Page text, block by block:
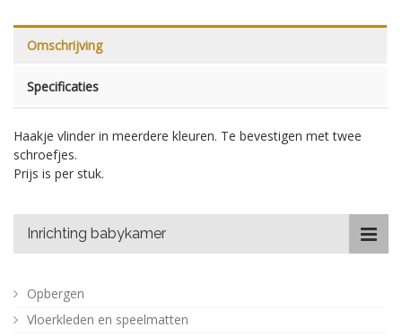
Omschrijving
Specificaties
Haakje vlinder in meerdere kleuren. Te bevestigen met twee
schroefjes.
Prijs is per stuk.
Inrichting babykamer
Opbergen
Vloerkleden en speelmatten